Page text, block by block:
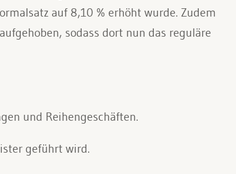
auf 8,10 % erhöht wurde. Zudem
sodass dort nun das reguläre
und Reihengeschäften.
geführt wird.